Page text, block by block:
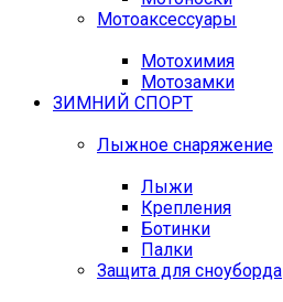
Мотоаксессуары
Мотохимия
Мотозамки
ЗИМНИЙ СПОРТ
Лыжное снаряжение
Лыжи
Крепления
Ботинки
Палки
Защита для сноуборда